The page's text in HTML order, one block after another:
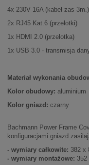
4x 230V 16A (kabel zas 3m.)
2x RJ45 Kat.6 (przelotki)
1x HDMI 2.0 (przelotka)
1x USB 3.0 - transmisja
Materiał wykonania
Kolor obudowy: aluminium
Kolor gniazd: czarny
Bachmann Power Frame
konfiguracjami gniazd
- wymiary całkowite: 382 x
- wymiary montażowe: 352